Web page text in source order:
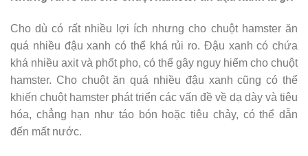
Cho dù có rất nhiều lợi ích nhưng cho chuột hamster ăn
quá nhiều đậu xanh có thể khá rủi ro. Đậu xanh có chứa
khá nhiều axit và phốt pho, có thể gây nguy hiểm cho chuột
hamster. Cho chuột ăn quá nhiều đậu xanh cũng có thể
khiến chuột hamster phát triển các vấn đề về dạ dày và tiêu
hóa, chẳng hạn như táo bón hoặc tiêu chảy, có thể dẫn
đến mất nước.